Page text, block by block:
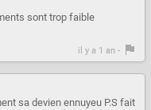
sont trop faible
il y a 1 an -
sa devien ennuyeu P.S fait